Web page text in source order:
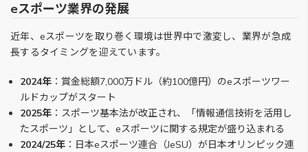
eスポーツ業界の発展
近年、eスポーツを取り巻く環境は世界中で激変し、業界が急成
長するタイミングを迎えています。
2024年 ：賞金総額7,000万ドル（約100億円）のeスポーツワー
ルドカップがスタート
2025年 ：スポーツ基本法が改正され、「情報通信技術を活用し
たスポーツ」として、eスポーツに関する規定が盛り込まれる
2024/25年 ：日本eスポーツ連合（JeSU）が日本オリンピック連